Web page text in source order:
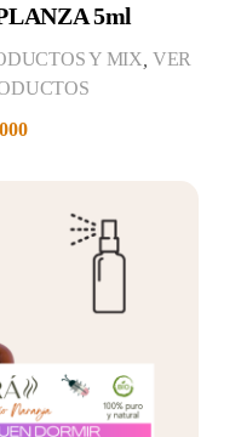
5ml
Y MIX VER